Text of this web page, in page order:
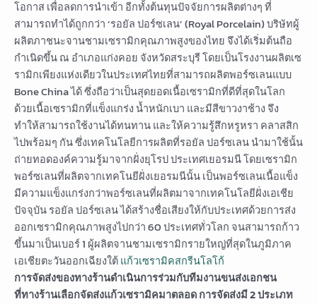
โอกาส เพื่อลดการนำเข้า อีกทั้งต้นทุนปัจจัยการผลิตต่างๆ ที่
สามารถทำได้ถูกกว่า ‘รอยัล ปอร์ซเลน’ (Royal Porcelain) บริษัทผู้
ผลิตภาชนะจานชามเซรามิกคุณภาพสูงของไทย จึงได้เริ่มต้นถือ
กำเนิดขึ้น ณ อำเภอแก่งคอย จังหวัดสระบุรี โดยเป็นโรงงานผลิตเซ
รามิกเพียงแห่งเดียวในประเทศไทยที่สามารถผลิตพอร์ซเลนแบบ
Bone China ได้ ซึ่งถือว่าเป็นสุดยอดเนื้อเซรามิกที่ดีที่สุดในโลก
ด้วยเนื้อเซรามิกที่แข็งแกร่ง น้ำหนักเบา และมีสีขาวงาช้าง จึง
ทำให้สามารถใช้งานได้ทนทาน และให้ความรู้สึกหรูหรา คลาสสิก
ไปพร้อมๆ กัน ซึ่งเทคโนโลยีการผลิตที่รอยัล ปอร์ซเลน นำมาใช้นั้น
ถ่ายทอดองค์ความรู้มาจากฝั่งยุโรป ประเทศเยอรมนี โดยเซรามิก
พอร์ซเลนที่ผลิตจากเทคโนยีฝั่งเยอรมนีนั้น เป็นพอร์ซเลนเนื้อแข็ง
มีความแข็งแกร่งกว่าพอร์ซเลนที่ผลิตมาจากเทคโนโลยีฝั่งเอเชีย
ปัจจุบัน รอยัล ปอร์ซเลน ได้สร้างชื่อเสียงให้กับประเทศด้วยการส่ง
ออกเซรามิกคุณภาพสูงไปกว่า 60 ประเทศทั่วโลก จนสามารถก้าว
ขึ้นมาเป็นเบอร์ 1 ผู้ผลิตจานชามเซรามิกรายใหญ่ที่สุดในภูมิภาค
เอเชียตะวันออกเฉียงใต้แก้วเซรามิคสกรีนโลโก้
การจัดส่งของทางร้านดำเนินการร่วมกับทีมงานขนส่งเอกชน
ที่ทางร้านเลือกจัดส่งแก้วเซรามิคมาตลอด การจัดส่งมี 2 ประเภท